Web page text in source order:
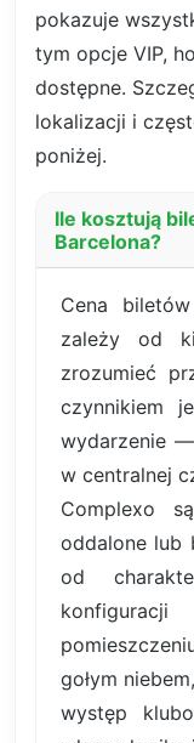
pokazuje
tym opcje VIP,
dostępne.
lokalizacji i
poniżej.
Ile kosztują
Barcelona?
Cena
zależy od
zrozumieć
czynnikiem
wydarzenie
w centralnej
Complexo
oddalone lub
od
gołym
występ